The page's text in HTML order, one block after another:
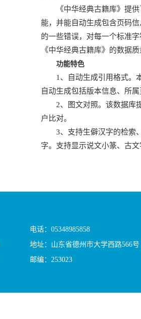
《中华经典古籍库》提
能，并能自动生成包含页码
的一些错误，对每一个标准
《中华经典古籍库》的数据
功能特色
1、自动生成引用格式。
自动生成包括版本信息、所
2、图文对照。该数据库
户比对。
3、支持生僻汉字的检索
字。支持显示说文小篆、古
电话：05348985858
地址：山东省德州市大学西路566号
邮编：253023